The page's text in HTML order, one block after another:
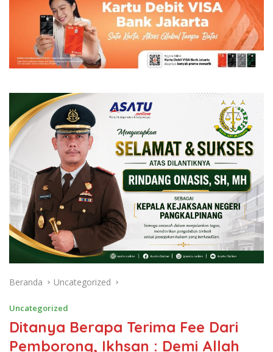
Beranda Uncategorized
Uncategorized
Ditanya Berapa Terima Fee Dari
Pemborong, Ikhsan : Demi Allah